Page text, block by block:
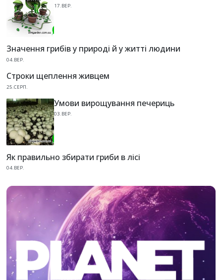
17.ВЕР.
Значення грибів у природі й у житті людини
04.ВЕР.
Строки щеплення живцем
25.СЕРП.
Умови вирощування печериць
03.ВЕР.
Як правильно збирати гриби в лісі
04.ВЕР.